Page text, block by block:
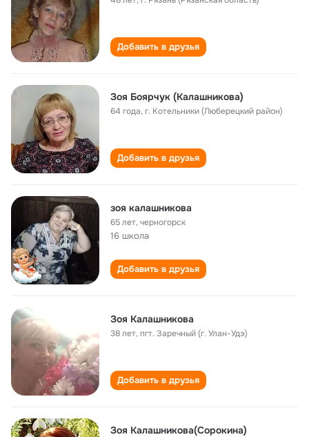
Добавить в друзья
Зоя Боярчук (Калашникова)
64 года,г. Котельники (Люберецкий район)
Добавить в друзья
зоя калашникова
65 лет,черногорск
16 школа
Добавить в друзья
Зоя Калашникова
38 лет,пгт. Заречный (г. Улан-Удэ)
Добавить в друзья
Зоя Калашникова(Сорокина)